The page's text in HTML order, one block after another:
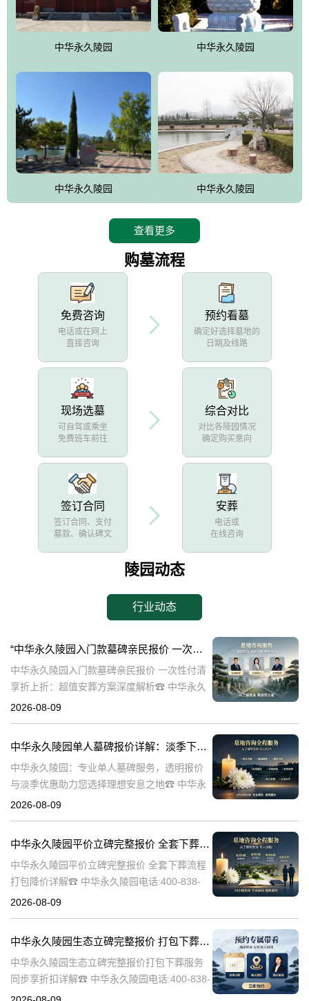
中华永久陵园 中华永久陵园
中华永久陵园 中华永久陵园
查看更多
购墓流程
免费咨询
电话或在网上
直接咨询
预约看墓
确定好选择墓地的
日期及线路
现场选墓
可自驾或乘坐
免费班车前往
综合对比
对比各陵园情况
确定购买意向
签订合同
签订合同、支付
墓款、确认碑文
安葬
电话或
在线咨询
陵园动态
行业动态
“中华永久陵园入门款墓碑亲民报价 一次性付清享折上折：超值安葬方案深度解析”
中华永久陵园入门款墓碑亲民报价 一次性付清
享折上折：超值安葬方案深度解析☎ 中华永久
陵园电话:400-838-5063在人生的旅程中，我们
2026-08-09
中华永久陵园单人墓碑报价详解：淡季下单享数千元优惠
中华永久陵园：专业单人墓碑服务，透明报价
与淡季优惠助力您选择理想安息之地☎ 中华永
久陵园电话:400-838-5063中华永久陵园，作为
2026-08-09
中华永久陵园平价立碑完整报价 全套下葬流程打包降价详解
中华永久陵园平价立碑完整报价 全套下葬流程
打包降价详解☎ 中华永久陵园电话:400-838-
5063在人生的旅途中，每个人都会经历生老病
2026-08-09
中华永久陵园生态立碑完整报价 打包下葬服务同步享折扣详解
中华永久陵园生态立碑完整报价打包下葬服务
同步享折扣详解☎ 中华永久陵园电话:400-838-
5063中华永久陵园作为国内知名的陵园之一，